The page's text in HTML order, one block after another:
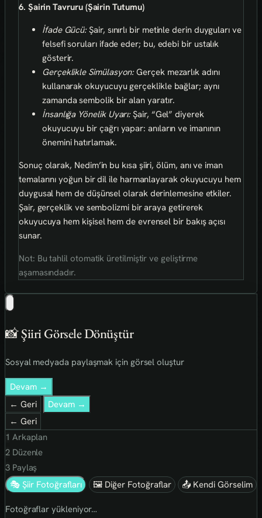
6. Şairin Tavruru (Şairin Tutumu)
İfade Gücü:Şair, sınırlı bir metinle derin duyguları ve
felsefi soruları ifade eder; bu, edebi bir ustalık
gösterir.
Gerçeklikle Simülasyon:Gerçek mezarlık adını
kullanarak okuyucuyu gerçeklikle bağlar; aynı
zamanda sembolik bir alan yaratır.
İnsanlığa Yönelik Uyarı:Şair, “Gel” diyerek
okuyucuyu bir çağrı yapar: anıların ve imanının
önemini hatırlamak.
Sonuç olarak, Nedim’in bu kısa şiiri, ölüm, anı ve iman
temalarını yoğun bir dil ile harmanlayarak okuyucuyu hem
duygusal hem de düşünsel olarak derinlemesine etkiler.
Şair, gerçeklik ve sembolizmi bir araya getirerek
okuyucuya hem kişisel hem de evrensel bir bakış açısı
sunar.
Not: Bu tahlil otomatik üretilmiştir ve geliştirme
aşamasındadır.
📸 Şiiri Görsele Dönüştür
Sosyal medyada paylaşmak için görsel oluştur
Devam →
← Geri
Devam →
← Geri
1 Arkaplan
2Düzenle
3Paylaş
🎭 Şiir Fotoğrafları
🖼 Diğer Fotoğraflar 📤 Kendi Görselim
Fotoğraflar yükleniyor…